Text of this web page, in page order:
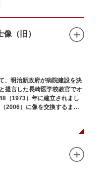
（旧）
、明治新政府が病院建設を決
提言した長崎医学校教官でオ
（1973）年に建立されまし
2006）に像を交換するまで